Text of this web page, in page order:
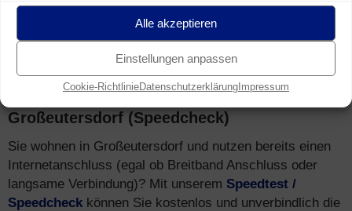
Alle akzeptieren
Einstellungen anpassen
Cookie-RichtlinieDatenschutzerklärung Impressum
Mobilfunk-Netz in Großeutersdorf erreicht – viaLTE
Großeutersdorf (Speedcheck)
Sie wohnen in Großeutersdorf und nutzen bereits einen
Internetanschluss (egal ob Breitband Anschluss oder
langsame Verbindung)? Mit unserem Speedtest /
Speedcheck können Sie kostenlos und unverbindlich die